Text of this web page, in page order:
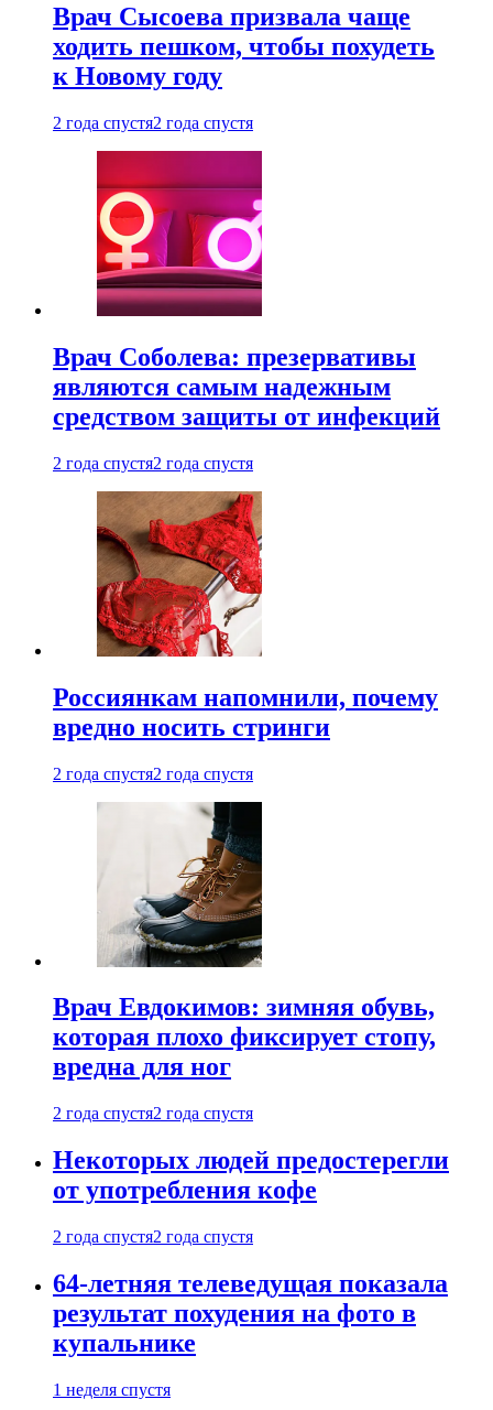
Врач Сысоева призвала чаще
ходить пешком, чтобы похудеть
к Новому году
2 года спустя2 года спустя
Врач Соболева: презервативы
являются самым надежным
средством защиты от инфекций
2 года спустя2 года спустя
Россиянкам напомнили, почему
вредно носить стринги
2 года спустя2 года спустя
Врач Евдокимов: зимняя обувь,
которая плохо фиксирует стопу,
вредна для ног
2 года спустя2 года спустя
Некоторых людей предостерегли
от употребления кофе
2 года спустя2 года спустя
64-летняя телеведущая показала
результат похудения на фото в
купальнике
1 неделя спустя